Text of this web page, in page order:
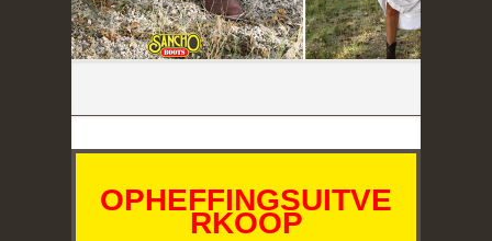
OPHEFFINGSUITVE
RKOOP